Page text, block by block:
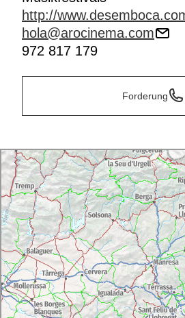
http://
hola@arocinema.com
972 817 179
Forderung